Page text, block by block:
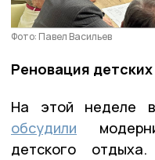
Фото: Павел Васильев
Реновация
На этой неделе в
обсудили
детского